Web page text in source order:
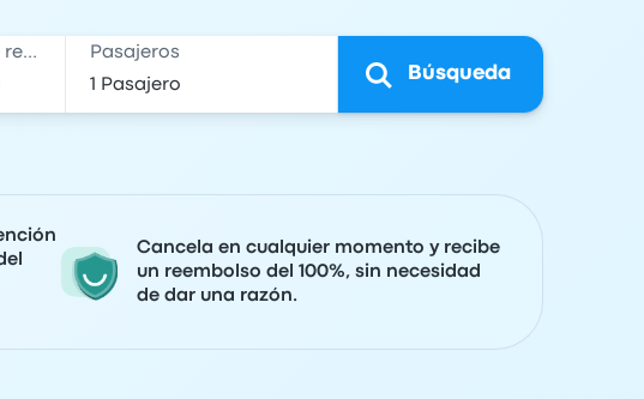
Fecha de regreso Pasajeros
Búsqueda
Cancela en cualquier momento y recibe
un reembolso del 100%, sin necesidad
de dar una razón.